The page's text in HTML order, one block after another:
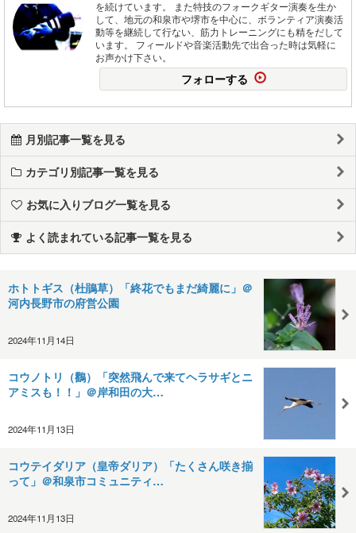
を続けています。 また特技のフォークギター演奏を生か
して、地元の和泉市や堺市を中心に、ボランティア演奏活
動等を継続して行ない、筋力トレーニングにも精をだして
います。 フィールドや音楽活動先で出合った時は気軽に
お声かけ下さい。
フォローする
月別記事一覧を見る
カテゴリ別記事一覧を見る
お気に入りブログ一覧を見る
よく読まれている記事一覧を見る
ホトトギス（杜鵑草）「終花でもまだ綺麗に」＠
河内長野市の府営公園
2024年11月14日
コウノトリ（鸛）「突然飛んで来てヘラサギとニ
アミスも！！」＠岸和田の大…
2024年11月13日
コウテイダリア（皇帝ダリア）「たくさん咲き揃
って」＠和泉市コミュニティ…
2024年11月13日